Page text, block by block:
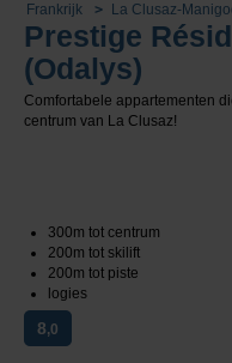
Frankrijk La Clusaz-
Prestige
(Odalys)
Comfortabele appartementen
centrum van La Clusaz!
300m tot centrum
200m tot skilift
200m tot piste
logies
8,0